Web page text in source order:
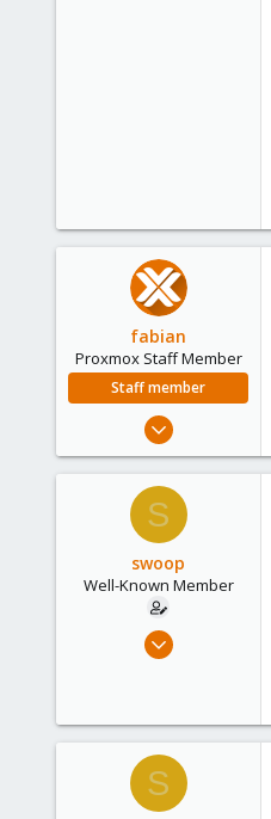
fabian
Proxmox Staff Member
Staff member
3,988
S
swoop
Well-Known Member
Mar 25, 2021
48
S